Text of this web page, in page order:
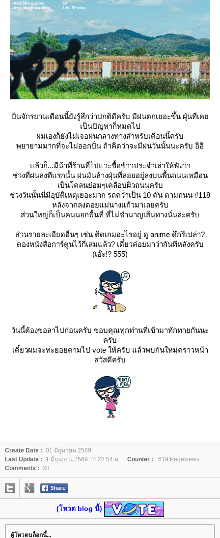
ปั่นจักรยานเดือนนี้ยังรู้สึกว่าปกติดีครับ มีฝนตกเยอะขึ้น ฝุ่นที่เค
เป็นปัญหาก็หมดไป
ผมเองก็ยังไม่เจอฝนกลางทางสำหรับเดือนนี้ครับ
พยายามมากที่จะไม่ออกปั่น ถ้าคิดว่าจะมีฝนวันนั้นนะครับ อิอิ
ล้วก็...มีน้าที่ร้านที่ไปแวะซื้อข้าวประจำเล่าให้ฟังว่า
ช่วงที่ฝนลงทีแรกนั้น ฝนมันล้างฝุ่นที่ลอยอยู่ลงบนพื้นถนนเหมือน
เป็นโคลนย่อมๆเคลือบผิวถนนครับ
ช่วงวันนั้นนี่มีอุบัติเหตุเยอะมาก รถคว่ำเป็น 10 คัน ตามถนน #118
หลังจากลงดอยแม่นางแก้วมาเลยครับ
ส่วนใหญ่ก็เป็นคนนอกพื้นที่ ที่ไม่ชำนาญเส้นทางนั่นล่ะครับ
ส่วนรายละเอียดอื่นๆ เช่น ติดเกมอะไรอยู่ ดู anime ดึกรึเปล่า?
ดองหนังสือการ์ตูนไว้กี่เล่มแล้ว? เดี๋ยวค่อยมาว่ากันทีหลังครับ
(เอ๊ะ!? 555)
วันนี้ต้องขอลาไปก่อนครับ ขอบคุณทุกท่านที่เข้ามาทักทายกันนะ
ครับ
เดี๋ยวผมจะทะยอยตามไป vote ให้ครับ แล้วพบกันใหม่คราวหน้า
สวัสดีครับ
Create Date : 01 มิถุนายน 2569
Last Update :
1 มิถุนายน 2569 14:28:54 น. Counter :
619 Pageviews.
Comments : 28
(โหวต blog นี้)
ผู้โหวตบล็อกนี้...